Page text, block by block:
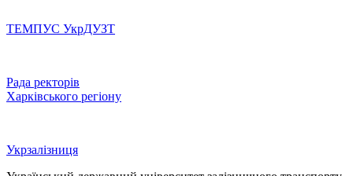
ТЕМПУС УкрДУЗТ
Рада ректорів
Харківського регіону
Укрзалізниця